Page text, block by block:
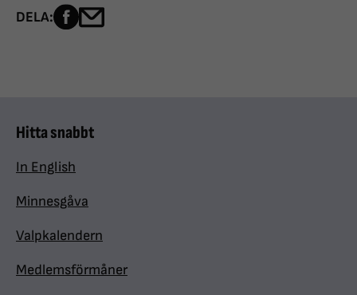
DELA: Dela sidan på Facebook
Hitta snabbt
In English
Minnesgåva
Valpkalendern
Medlemsförmåner